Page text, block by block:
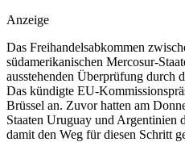
Anzeige
Das Freihandelsabkommen
südamerikanischen Mercosur-
ausstehenden Überprüfung durch
Das kündigte EU-
Brüssel an. Zuvor hatten am
Staaten Uruguay und Argentinien
damit den Weg für diesen Schritt